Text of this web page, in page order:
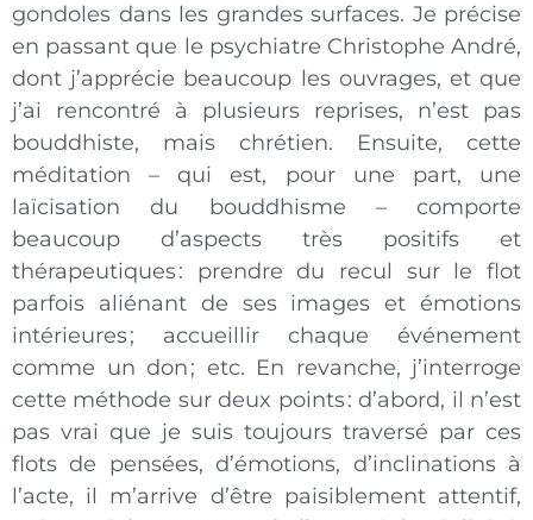
gondoles dans les grandes surfaces. Je précise
en passant que le psychiatre Christophe André,
dont j’apprécie beaucoup les ouvrages, et que
j’ai rencontré à plusieurs reprises, n’est pas
bouddhiste, mais chrétien. Ensuite, cette
méditation – qui est, pour une part, une
laïcisation du bouddhisme – comporte
beaucoup d’aspects très positifs et
thérapeutiques: prendre du recul sur le flot
parfois aliénant de ses images et émotions
intérieures; accueillir chaque événement
comme un don; etc. En revanche, j’interroge
cette méthode sur deux points: d’abord, il n’est
pas vrai que je suis toujours traversé par ces
flots de pensées, d’émotions, d’inclinations à
l’acte, il m’arrive d’être paisiblement attentif,